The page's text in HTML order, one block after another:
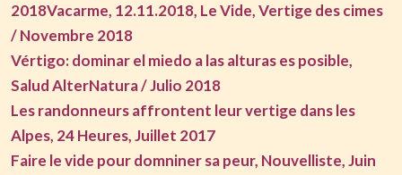
2018Vacarme, 12.11.2018, Le Vide, Vertige des cimes
/ Novembre 2018
Vértigo: dominar el miedo a las alturas es posible,
Salud AlterNatura / Julio 2018
Les randonneurs affrontent leur vertige dans les
Alpes, 24 Heures, Juillet 2017
Faire le vide pour domniner sa peur, Nouvelliste, Juin